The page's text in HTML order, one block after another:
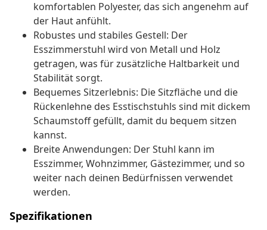
komfortablen Polyester, das sich angenehm auf
der Haut anfühlt.
Robustes und stabiles Gestell: Der
Esszimmerstuhl wird von Metall und Holz
getragen, was für zusätzliche Haltbarkeit und
Stabilität sorgt.
Bequemes Sitzerlebnis: Die Sitzfläche und die
Rückenlehne des Esstischstuhls sind mit dickem
Schaumstoff gefüllt, damit du bequem sitzen
kannst.
Breite Anwendungen: Der Stuhl kann im
Esszimmer, Wohnzimmer, Gästezimmer, und so
weiter nach deinen Bedürfnissen verwendet
werden.
Spezifikationen